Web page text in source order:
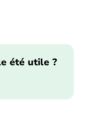
été utile ?